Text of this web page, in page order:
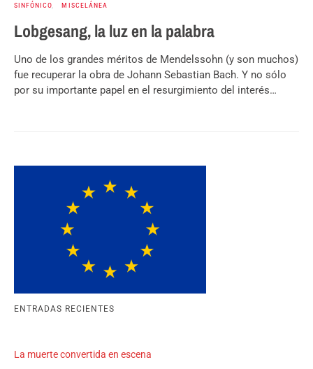
SINFÓNICO MISCELÁNEA
Lobgesang, la luz en la palabra
Uno de los grandes méritos de Mendelssohn (y son muchos)
fue recuperar la obra de Johann Sebastian Bach. Y no sólo
por su importante papel en el resurgimiento del interés…
ENTRADAS RECIENTES
La muerte convertida en escena